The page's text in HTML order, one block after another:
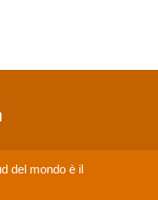
del mondo è il